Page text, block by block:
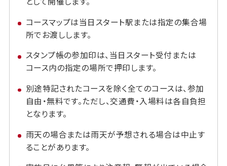
コースマップは当日スタート駅または指定の集合場
所でお渡しします。
スタンプ帳の参加印は、当日スタート受付または
コース内の指定の場所で押印します。
別途特記されたコースを除く全てのコースは、参加
自由・無料です。ただし、交通費・入場料は各自負担
となります。
雨天の場合または雨天が予想される場合は中止す
ることがあります。